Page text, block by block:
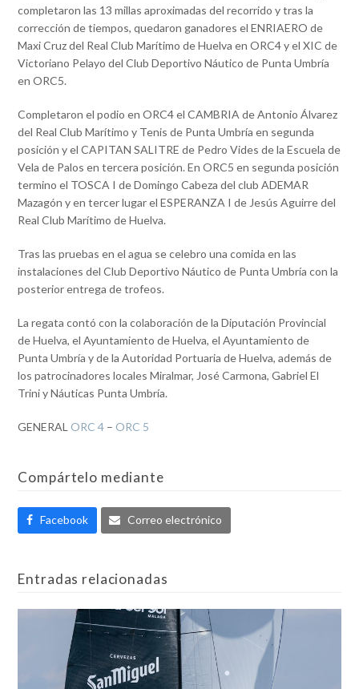
completaron las 13 millas aproximadas del recorrido y tras la
corrección de tiempos, quedaron ganadores el ENRIAERO de
Maxi Cruz del Real Club Marítimo de Huelva en ORC4 y el XIC de
Victoriano Pelayo del Club Deportivo Náutico de Punta Umbría
en ORC5.
Completaron el podio en ORC4 el CAMBRIA de Antonio Álvarez
del Real Club Marítimo y Tenis de Punta Umbría en segunda
posición y el CAPITAN SALITRE de Pedro Vides de la Escuela de
Vela de Palos en tercera posición. En ORC5 en segunda posición
termino el TOSCA I de Domingo Cabeza del club ADEMAR
Mazagón y en tercer lugar el ESPERANZA I de Jesús Aguirre del
Real Club Marítimo de Huelva.
Tras las pruebas en el agua se celebro una comida en las
instalaciones del Club Deportivo Náutico de Punta Umbría con la
posterior entrega de trofeos.
La regata contó con la colaboración de la Diputación Provincial
de Huelva, el Ayuntamiento de Huelva, el Ayuntamiento de
Punta Umbría y de la Autoridad Portuaria de Huelva, además de
los patrocinadores locales Miralmar, José Carmona, Gabriel El
Trini y Náuticas Punta Umbría.
GENERAL ORC 4 – ORC 5
Compártelo mediante
Facebook Correo electrónico
Entradas relacionadas